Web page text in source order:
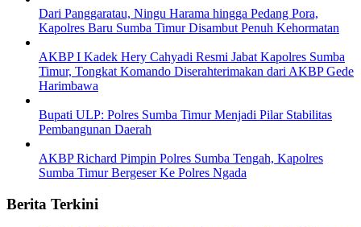
Dari Panggaratau, Ningu Harama hingga Pedang Pora,
Kapolres Baru Sumba Timur Disambut Penuh Kehormatan
AKBP I Kadek Hery Cahyadi Resmi Jabat Kapolres Sumba
Timur, Tongkat Komando Diserahterimakan dari AKBP Gede
Harimbawa
Bupati ULP: Polres Sumba Timur Menjadi Pilar Stabilitas
Pembangunan Daerah
AKBP Richard Pimpin Polres Sumba Tengah, Kapolres
Sumba Timur Bergeser Ke Polres Ngada
Berita Terkini